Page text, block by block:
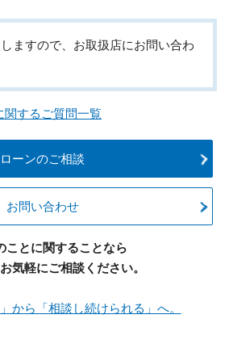
ますので、お取扱店にお問い合わ
関するご質問一覧
ローンのご相談
お問い合わせ
ことに関することなら
気軽にご相談ください。
から「相談し続けられる」へ。